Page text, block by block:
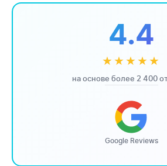
4.4
★★★★★
на основе более 2 400
Google Reviews